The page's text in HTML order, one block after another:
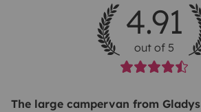
4.91
out of 5
The large campervan from Gladys